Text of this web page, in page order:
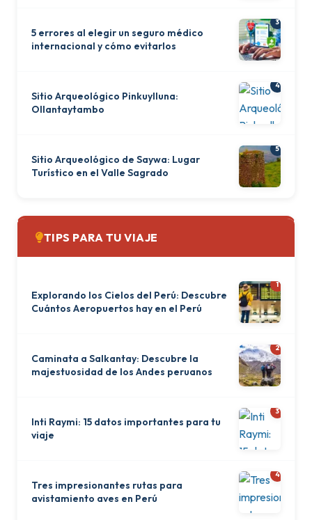
5 errores al elegir un seguro médico
internacional y cómo evitarlos
3
Sitio Arqueológico Pinkuylluna:
Ollantaytambo
4
Sitio Arqueológico de Saywa: Lugar
Turístico en el Valle Sagrado
5
TIPS PARA TU VIAJE
Explorando los Cielos del Perú: Descubre
Cuántos Aeropuertos hay en el Perú
1
Caminata a Salkantay: Descubre la
majestuosidad de los Andes peruanos
2
Inti Raymi: 15 datos importantes para tu
viaje
3
Tres impresionantes rutas para
avistamiento aves en Perú
4